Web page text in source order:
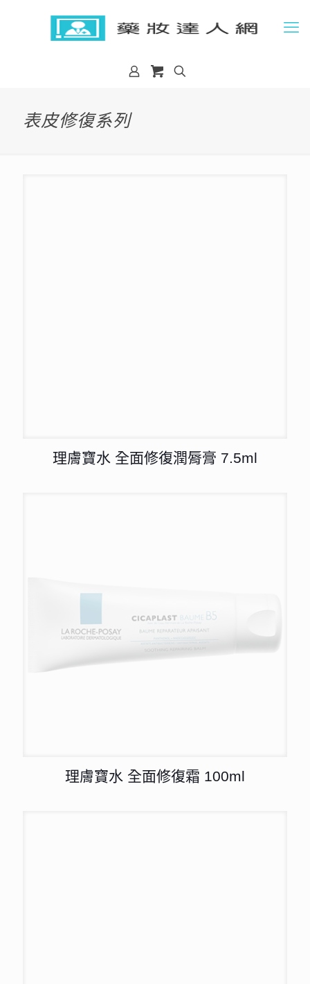
表皮修復系列
理膚寶水 全面修復潤脣膏 7.5ml
理膚寶水 全面修復霜 100ml